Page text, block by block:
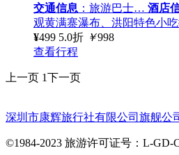
交通信息 ：旅游巴士… 酒店
观黄满寨瀑布、洪阳特色小
¥499 5.0折 ￥998
查看行程
上一页 1下一页
深圳市康辉旅行社有限公司旗舰公
©1984-2023 旅游许可证号：L-GD-